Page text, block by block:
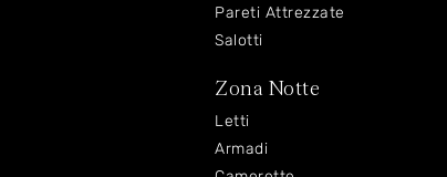
Pareti Attrezzate
Salotti
Zona Notte
Letti
Armadi